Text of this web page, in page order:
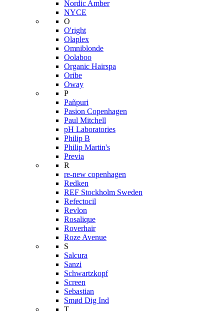
Nordic Amber
NYCE
O
O'right
Olaplex
Omniblonde
Oolaboo
Organic Hairspa
Oribe
Oway
P
Pañpuri
Pasion Copenhagen
Paul Mitchell
pH Laboratories
Philip B
Philip Martin's
Previa
R
re-new copenhagen
Redken
REF Stockholm Sweden
Refectocil
Revlon
Rosalique
Roverhair
Roze Avenue
S
Salcura
Sanzi
Schwartzkopf
Screen
Sebastian
Smød Dig Ind
T